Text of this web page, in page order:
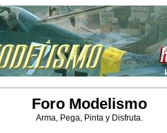
Foro Modelismo
Arma, Pega, Pinta y Disfruta.